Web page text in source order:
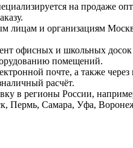
на продаже
лицам и организациям
офисных и школьных
помещений.
почте, а также
расчёт.
в регионы России,
Пермь, Самара, Уфа,